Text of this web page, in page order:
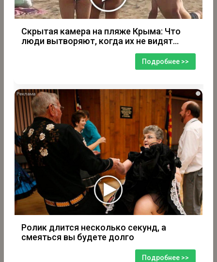
Скрытая камера на пляже Крыма: Что
люди вытворяют, когда их не видят...
Подробнее >>
i
Ролик длится несколько секунд, а
смеяться вы будете долго
Подробнее >>